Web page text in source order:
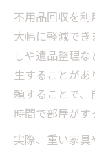
不用品回収を
大幅に軽減で
しや遺品整理
生することが
頼することで
時間で部屋がす
実際、重い家